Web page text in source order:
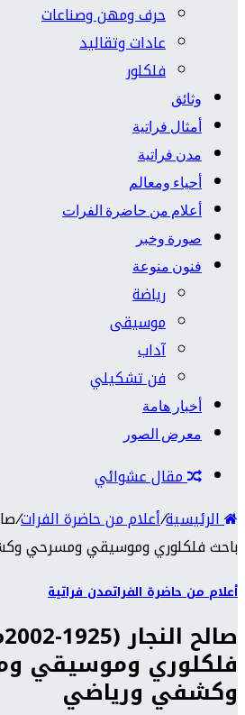
حرف ومهن وصناعات
عادات وتقاليد
فلكلور
وثائق
أمثال فراتية
مدن فراتية
أحياء ومعالم
أعلام من حاضرة الفرات
صورة وخبر
فنون منوعة
رياضة
موسيقى
آداب
فن تشكيلي
أخبار هامة
معرض الصور
مقال عشوائي
الرئيسية/أعلام من حاضرة الفرات/
باحث فلكلوري وموسيقي ومسرحي
أعلام من حاضرة الفراتمدن فراتية
فلكلوري وموسيقي
وكشفي ورياضي